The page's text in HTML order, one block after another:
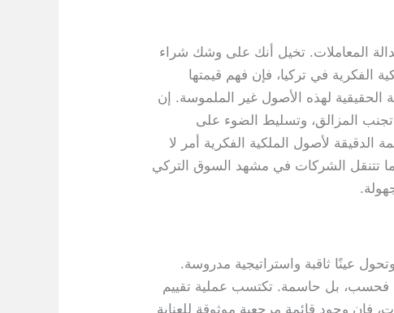
المعاملات. تخيل أنك على وشك شراء
في تركيا، فإن فهم قيمتها
الحقيقية لهذه الأصول غير الملموسة. إن
المزالق، وتسليط الضوء على
لأصول الملكية الفكرية أمر لا
تتنقل الشركات في مشهد السوق التركي
عينًا ثاقبة واستراتيجية مدروسة.
فحسب، بل حاسمة. تكتسب عملية تقييم
فإن وجود قائمة مرجعية موثوقة للعناية